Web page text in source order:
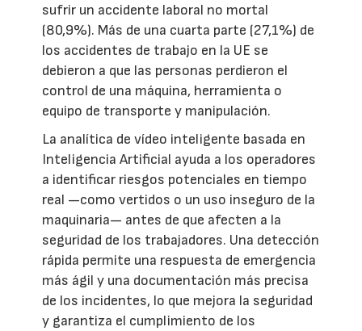
sufrir un accidente laboral no mortal
(80,9%). Más de una cuarta parte (27,1%) de
los accidentes de trabajo en la UE se
debieron a que las personas perdieron el
control de una máquina, herramienta o
equipo de transporte y manipulación.
La analítica de vídeo inteligente basada en
Inteligencia Artificial ayuda a los operadores
a identificar riesgos potenciales en tiempo
real —como vertidos o un uso inseguro de la
maquinaria— antes de que afecten a la
seguridad de los trabajadores. Una detección
rápida permite una respuesta de emergencia
más ágil y una documentación más precisa
de los incidentes, lo que mejora la seguridad
y garantiza el cumplimiento de los